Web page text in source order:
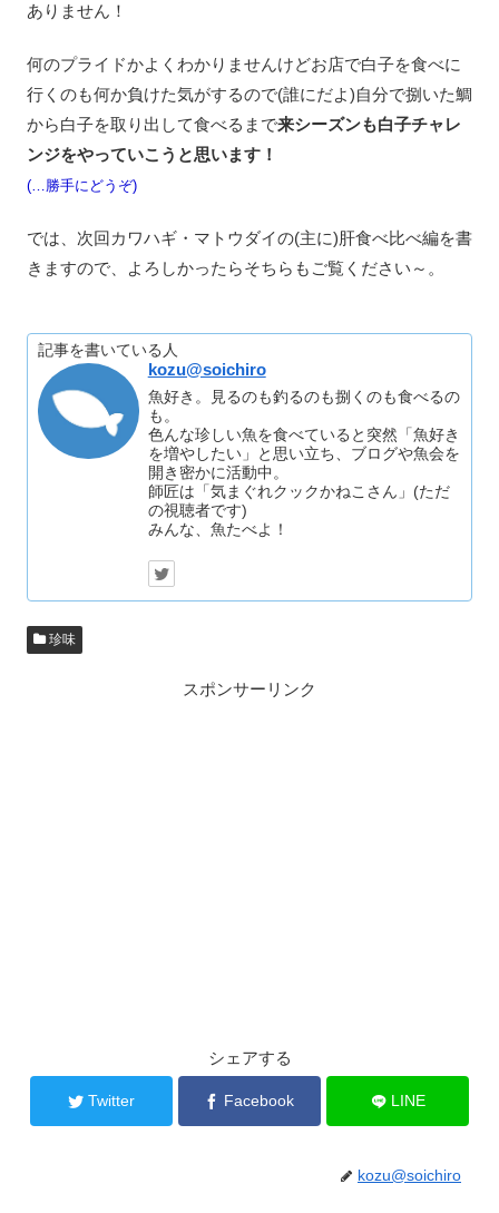
ありません！
何のプライドかよくわかりませんけどお店で白子を食べに
行くのも何か負けた気がするので(誰にだよ)自分で捌いた鯛
から白子を取り出して食べるまで来シーズンも白子チャレ
ンジをやっていこうと思います！
(…勝手にどうぞ)
では、次回カワハギ・マトウダイの(主に)肝食べ比べ編を書
きますので、よろしかったらそちらもご覧ください～。
記事を書いている人
kozu@soichiro
魚好き。見るのも釣るのも捌くのも食べるの
も。
色んな珍しい魚を食べていると突然「魚好き
を増やしたい」と思い立ち、ブログや魚会を
開き密かに活動中。
師匠は「気まぐれクックかねこさん」(ただ
の視聴者です)
みんな、魚たべよ！
珍味
スポンサーリンク
シェアする
Twitter Facebook LINE
kozu@soichiro